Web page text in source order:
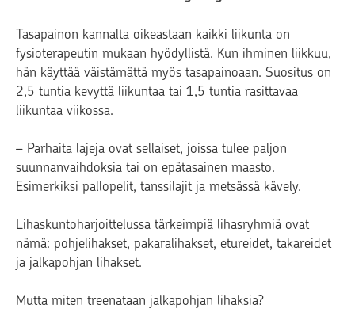
Tasapainon kannalta oikeastaan kaikki liikunta on
fysioterapeutin mukaan hyödyllistä. Kun ihminen liikkuu,
hän käyttää väistämättä myös tasapainoaan. Suositus on
2,5 tuntia kevyttä liikuntaa tai 1,5 tuntia rasittavaa
liikuntaa viikossa.
– Parhaita lajeja ovat sellaiset, joissa tulee paljon
suunnanvaihdoksia tai on epätasainen maasto.
Esimerkiksi pallopelit, tanssilajit ja metsässä kävely.
Lihaskuntoharjoittelussa tärkeimpiä lihasryhmiä ovat
nämä: pohjelihakset, pakaralihakset, etureidet, takareidet
ja jalkapohjan lihakset.
Mutta miten treenataan jalkapohjan lihaksia?